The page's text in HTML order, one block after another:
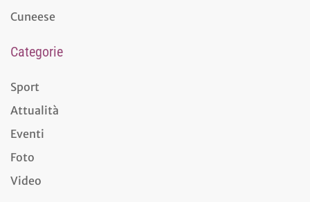
Cuneese
Categorie
Sport
Attualità
Eventi
Foto
Video